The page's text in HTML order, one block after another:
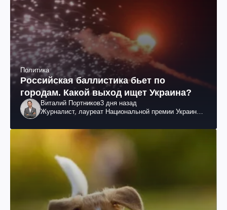
Политика
Российская баллистика бьет по
городам. Какой выход ищет Украина?
Виталий Портников3 дня назад
Журналист, лауреат Национальной премии Украины